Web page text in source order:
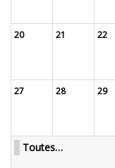
20 21 22
27 28 29
Toutes…